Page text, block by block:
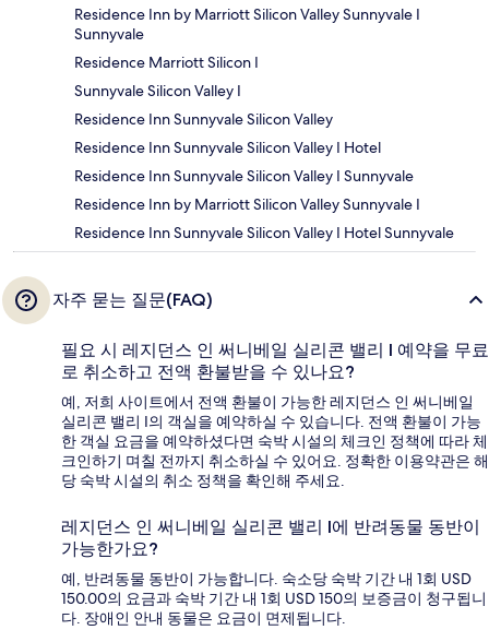
Residence Inn by Marriott Silicon Valley Sunnyvale I
Sunnyvale
Residence Marriott Silicon I
Sunnyvale Silicon Valley I
Residence Inn Sunnyvale Silicon Valley
Residence Inn Sunnyvale Silicon Valley I Hotel
Residence Inn Sunnyvale Silicon Valley I Sunnyvale
Residence Inn by Marriott Silicon Valley Sunnyvale I
Residence Inn Sunnyvale Silicon Valley I Hotel Sunnyvale
자주 묻는 질문(FAQ)
필요 시 레지던스 인 써니베일 실리콘 밸리 I 예약을 무료
로 취소하고 전액 환불받을 수 있나요?
예, 저희 사이트에서 전액 환불이 가능한 레지던스 인 써니베일
실리콘 밸리 I의 객실을 예약하실 수 있습니다. 전액 환불이 가능
한 객실 요금을 예약하셨다면 숙박 시설의 체크인 정책에 따라 체
크인하기 며칠 전까지 취소하실 수 있어요. 정확한 이용약관은 해
당 숙박 시설의 취소 정책을 확인해 주세요.
레지던스 인 써니베일 실리콘 밸리 I에 반려동물 동반이
가능한가요?
예, 반려동물 동반이 가능합니다. 숙소당 숙박 기간 내 1회 USD
150.00의 요금과 숙박 기간 내 1회 USD 150의 보증금이 청구됩니
다. 장애인 안내 동물은 요금이 면제됩니다.